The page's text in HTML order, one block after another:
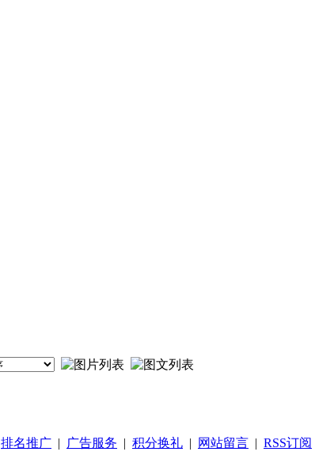
排名推广 | 广告服务 | 积分换礼 | 网站留言 | RSS订阅